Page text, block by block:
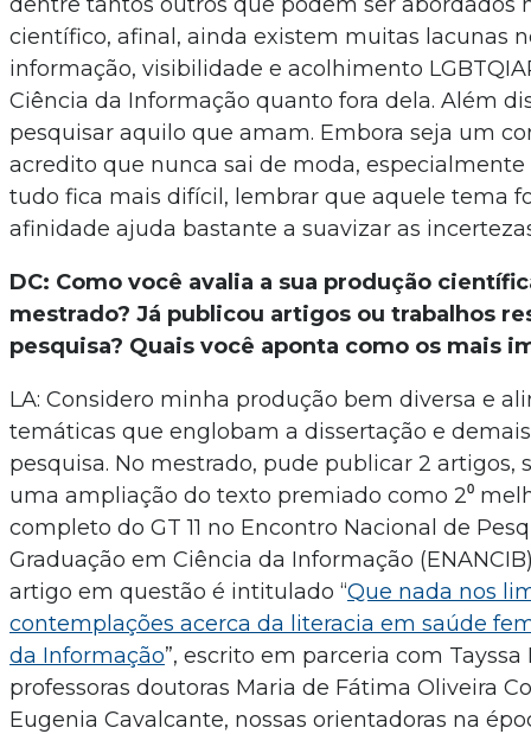
científico, afinal, ainda existem muitas lacunas
informação, visibilidade e acolhimento
Ciência da Informação quanto fora dela. Além
pesquisar aquilo que amam. Embora seja um
acredito que nunca sai de moda,
tudo fica mais difícil, lembrar que aquele tema
afinidade ajuda bastante a suavizar as
DC: Como você avalia a sua produção
mestrado? Já publicou artigos ou trabalhos
pesquisa? Quais você aponta como os mais
LA: Considero minha produção bem diversa e
temáticas que englobam a dissertação e
pesquisa. No mestrado, pude publicar 2 artigos,
uma ampliação do texto premiado como 2⁰
completo do GT 11 no Encontro Nacional de
Graduação em Ciência da Informação
artigo em questão é intitulado “Que nada nos
contemplações acerca da literacia em saúde
da Informação”, escrito em parceria com Tayssa
professoras doutoras Maria de Fátima Oliveira
Eugenia Cavalcante, nossas orientadoras na